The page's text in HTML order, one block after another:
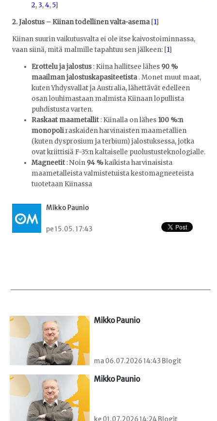
2, 3,4,5]
2. Jalostus – Kiinan todellinen valta-asema[1]
Kiinan suurin vaikutusvalta ei ole itse kaivostoiminnassa,
vaan siinä, mitä malmille tapahtuu sen jälkeen: [1]
Erottelu ja jalostus : Kiina hallitsee lähes 90 %
maailman jalostuskapasiteetista. Monet muut maat,
kuten Yhdysvallat ja Australia, lähettävät edelleen
osan louhimastaan malmista Kiinaan lopullista
puhdistusta varten.
Raskaat maametallit: Kiinalla on lähes 100 %:n
monopoliraskaiden harvinaisten maametallien
(kuten dysprosium ja terbium) jalostuksessa, jotka
ovat kriittisiä F-35:n kaltaiselle puolustusteknologialle.
Magneetit: Noin 94 %kaikista harvinaisista
maametalleista valmistetuista kestomagneeteista
tuotetaan Kiinassa
Mikko Paunio
pe 15.05. 17:43
Mikko Paunio
ma 06.07.2026 14:43 Blogit
Mikko Paunio
ke 01.07.2026 14:24 Blogit